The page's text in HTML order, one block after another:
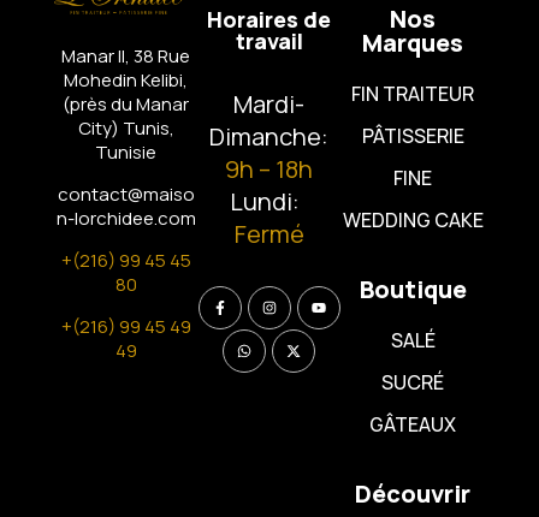
Manar II, 38 Rue
Mohedin Kelibi,
(près du Manar
City) Tunis,
Tunisie
contact@maiso
n-lorchidee.com
+(216) 99 45 45
80
+(216) 99 45 49
49
Nos
Marques
FIN TRAITEUR
PÂTISSERIE
FINE
WEDDING CAKE
Boutique
SALÉ
SUCRÉ
GÂTEAUX
Découvrir
Horaires de
travail
Mardi-
Dimanche:
9h – 18h
Lundi:
Fermé